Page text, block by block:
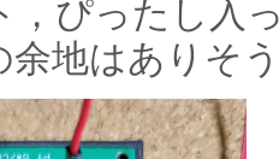
，ぴったし入
余地はありそ